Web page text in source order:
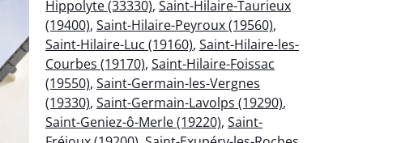
Hippolyte (33330), Saint-Hilaire-Taurieux
(19400), Saint-Hilaire-Peyroux (19560),
Saint-Hilaire-Luc (19160), Saint-Hilaire-les-
Courbes (19170), Saint-Hilaire-Foissac
(19550), Saint-Germain-les-Vergnes
(19330), Saint-Germain-Lavolps (19290),
Saint-Geniez-ô-Merle (19220), Saint-